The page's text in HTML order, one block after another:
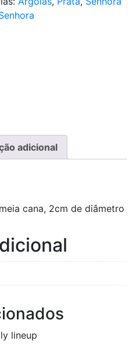
adicional
cana, 2cm de diâmetro
lineup